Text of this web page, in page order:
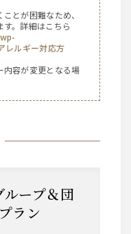
とが困難なため、
。詳細はこちら
ルギー対応方
容が変更となる場
ラン